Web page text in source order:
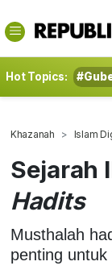
Hot Topics:
Khazanah Islam
Sejarah
Hadits
Musthalah
penting